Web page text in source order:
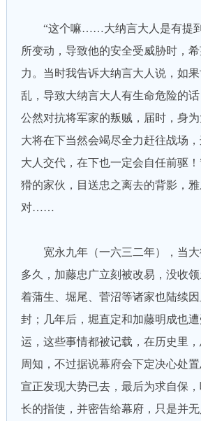
“这个嘛……大纳言大人是有提到
所变动，导致他的安全受威胁时，
力。当时我告诉大纳言大人说，如
乱，导致大纳言大人有生命危险的
公然对抗将军家的叛贼，届时，身
大将在下当然会竭尽全力赶往战场
大人交代，在下也一定会自任前驱
猾的家伙，目送忠之离去的背影，
对……
宽永九年（一六三二年），当大
多久，加藤忠广立刻被改易，没收
着蒲生、堀尾、菅沼等诸家也陆续
封；几年后，堀直定和加藤明成也
运，这些事情都被记载，在历史里
周知，不过据说幕府会下定决心处
宣正发现大势已去，最后为求自保
长的指使，并密告给幕府，只是并